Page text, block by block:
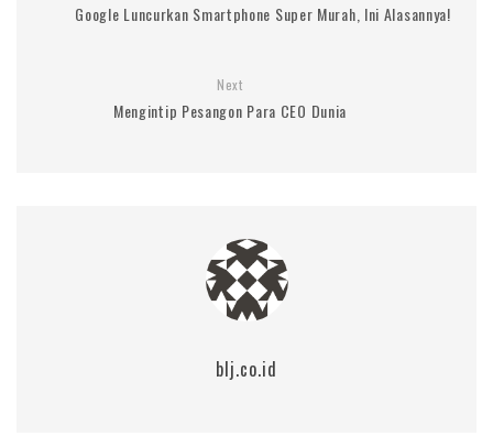
Google Luncurkan Smartphone Super Murah, Ini Alasannya!
Next
Mengintip Pesangon Para CEO Dunia
blj.co.id